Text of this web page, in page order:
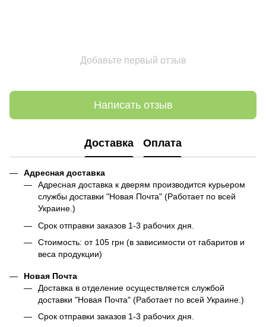
Добавьте первый отзыв
Написать отзыв
Доставка Оплата
Адресная доставка
Адресная доставка к дверям производится курьером
службы доставки "Новая Почта" (Работает по всей
Украине.)
Срок отправки заказов 1-3 рабочих дня.
Стоимость: от 105 грн (в зависимости от габаритов и
веса продукции)
Новая Почта
Доставка в отделение осуществляется службой
доставки "Новая Почта" (Работает по всей Украине.)
Срок отправки заказов 1-3 рабочих дня.